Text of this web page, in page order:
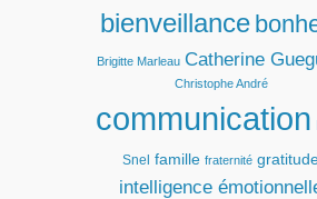
bienveillance
Brigitte Marleau Catherine
Christophe André
communication
Snel famille fraternité
intelligence